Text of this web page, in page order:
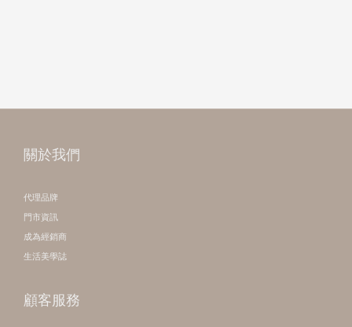
關於我們
代理品牌
門市資訊
成為經銷商
生活美學誌
顧客服務